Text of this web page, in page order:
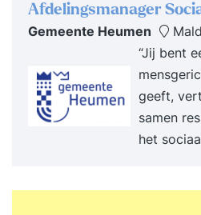
worden meerdere keren
De media-optredens van de
grondig geanalyseerd en
voorzien. Doelgroep De
bedoeld voor
Dat kunnen directeuren,
teamleiders zijn maar ook
is puur maatwerk. Dit
Afdelingsmanager
Gemeente Heumen
“Jij bent
geeft,
samen
het